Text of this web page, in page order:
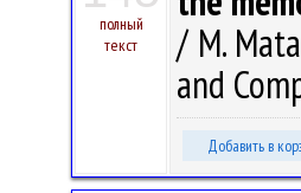
полный
текст
/ M.
and
Добавить в